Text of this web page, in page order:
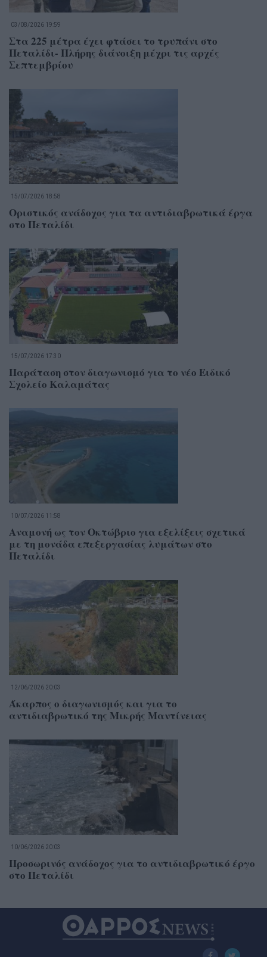
03/08/2026 19:59
Στα 225 μέτρα έχει φτάσει το τρυπάνι στο
Πεταλίδι- Πλήρης διάνοιξη μέχρι τις αρχές
Σεπτεμβρίου
15/07/2026 18:58
Οριστικός ανάδοχος για τα αντιδιαβρωτικά έργα
στο Πεταλίδι
15/07/2026 17:30
Παράταση στον διαγωνισμό για το νέο Ειδικό
Σχολείο Καλαμάτας
10/07/2026 11:58
Αναμονή ως τον Οκτώβριο για εξελίξεις σχετικά
με τη μονάδα επεξεργασίας λυμάτων στο
Πεταλίδι
12/06/2026 20:03
Άκαρπος ο διαγωνισμός και για το
αντιδιαβρωτικό της Μικρής Μαντίνειας
10/06/2026 20:03
Προσωρινός ανάδοχος για το αντιδιαβρωτικό έργο
στο Πεταλίδι